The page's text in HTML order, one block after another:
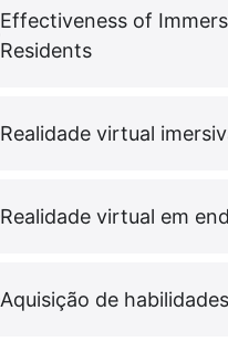
Effectiveness of
Residents
Realidade virtual
Realidade virtual em
Aquisição de